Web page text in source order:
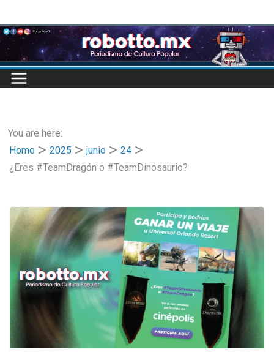
to
content
You are here:
Home
2025 junio
24
¿Eres #TeamDragón o #TeamDinosaurio?